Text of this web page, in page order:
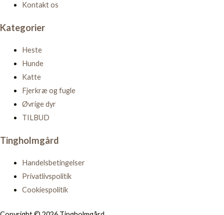
Kontakt os
Kategorier
Heste
Hunde
Katte
Fjerkræ og fugle
Øvrige dyr
TILBUD
Tingholmgård
Handelsbetingelser
Privatlivspolitik
Cookiespolitik